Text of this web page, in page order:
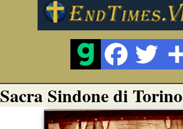
Sacra Sindone di Torino